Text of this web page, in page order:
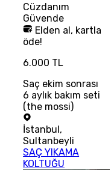
Cüzdanım
Güvende
Elden al, kartla
öde!
6.000 TL
Saç ekim sonrası
6 aylık bakım seti
(the mossi)
İstanbul,
Sultanbeyli
SAÇ YIKAMA
KOLTUĞU